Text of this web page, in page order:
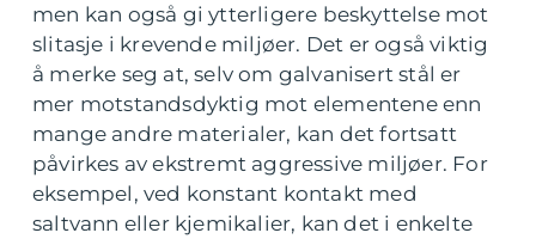
men kan også gi ytterligere beskyttelse mot
slitasje i krevende miljøer. Det er også viktig
å merke seg at, selv om galvanisert stål er
mer motstandsdyktig mot elementene enn
mange andre materialer, kan det fortsatt
påvirkes av ekstremt aggressive miljøer. For
eksempel, ved konstant kontakt med
saltvann eller kjemikalier, kan det i enkelte